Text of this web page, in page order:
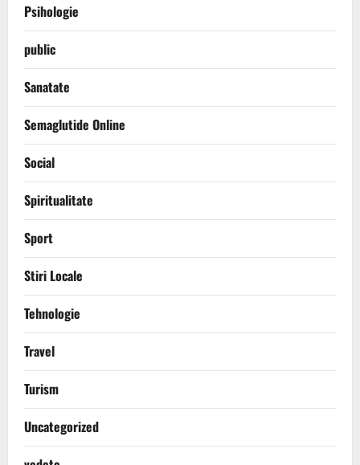
Psihologie
public
Sanatate
Semaglutide Online
Social
Spiritualitate
Sport
Stiri Locale
Tehnologie
Travel
Turism
Uncategorized